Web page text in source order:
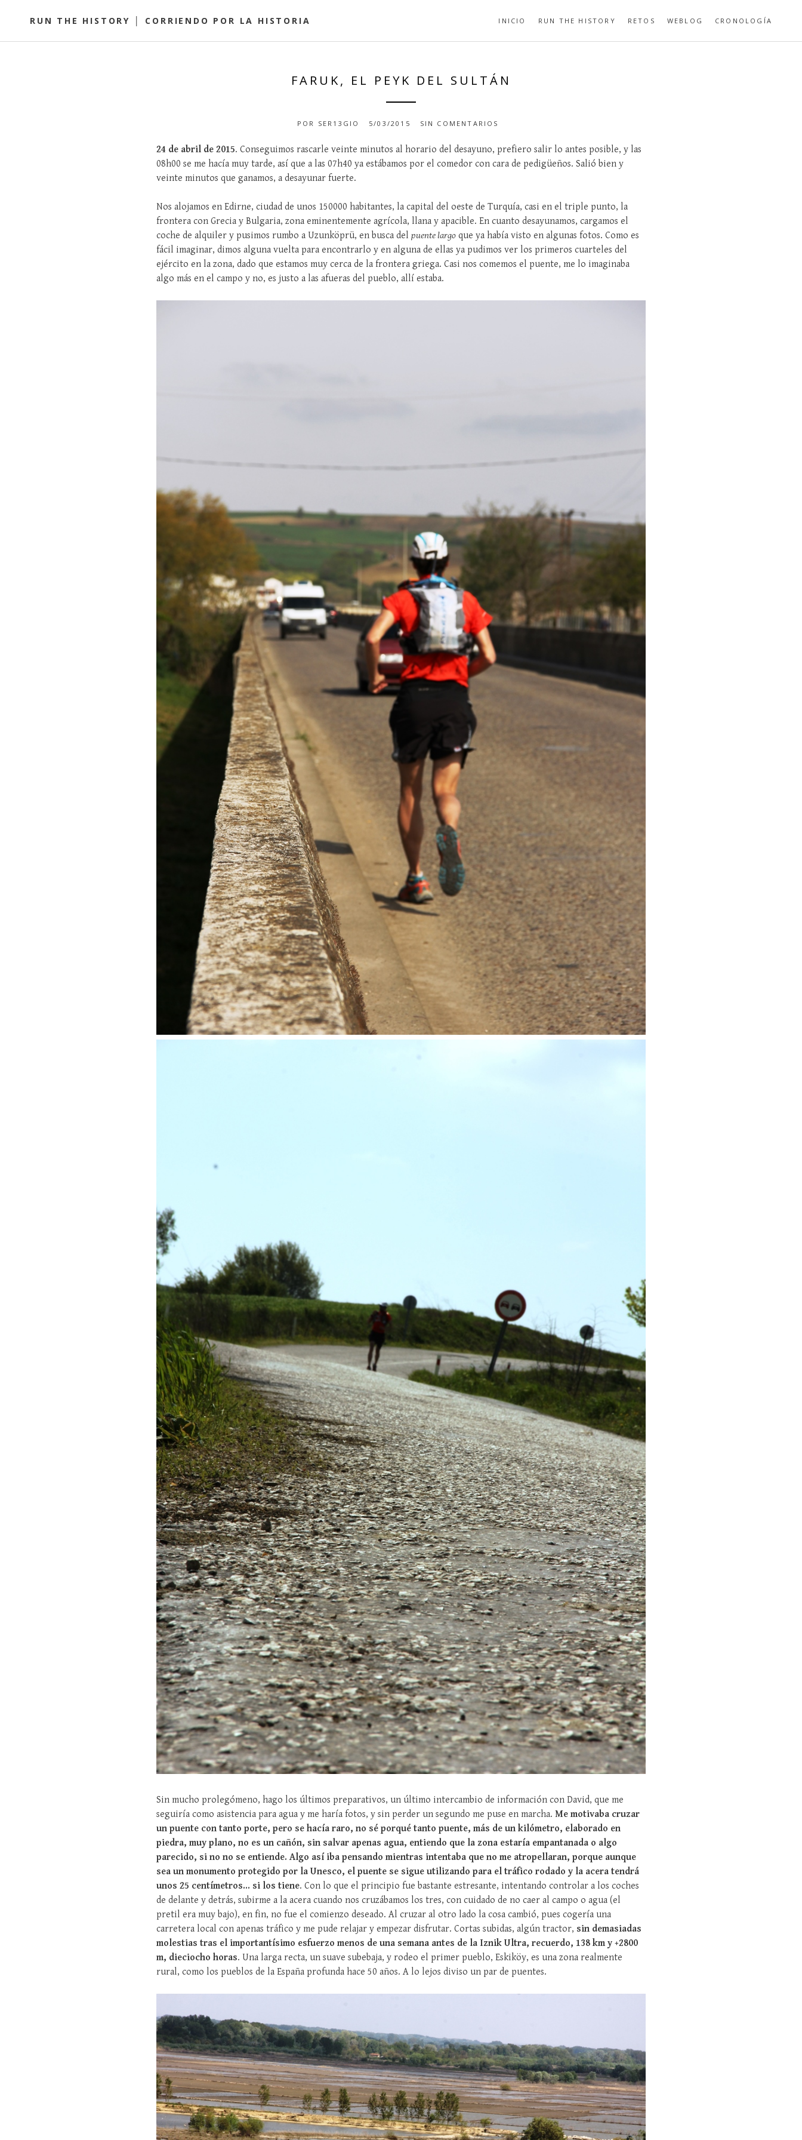
RUN THE HISTORY │ CORRIENDO POR LA HISTORIA INICIO RUN THE HISTORY RETOS WEBLOG CRONOLOGÍA
FARUK, EL PEYK DEL SULTÁN
POR SER13GIO 5/03/2015 SIN COMENTARIOS
24 de abril de 2015. Conseguimos rascarle veinte minutos al horario del desayuno, prefiero salir lo antes posible, y las
08h00 se me hacía muy tarde, así que a las 07h40 ya estábamos por el comedor con cara de pedigüeños. Salió bien y
veinte minutos que ganamos, a desayunar fuerte.
Nos alojamos en Edirne, ciudad de unos 150000 habitantes, la capital del oeste de Turquía, casi en el triple punto, la
frontera con Grecia y Bulgaria, zona eminentemente agrícola, llana y apacible. En cuanto desayunamos, cargamos el
coche de alquiler y pusimos rumbo a Uzunköprü, en busca del puente largo que ya había visto en algunas fotos. Como es
fácil imaginar, dimos alguna vuelta para encontrarlo y en alguna de ellas ya pudimos ver los primeros cuarteles del
ejército en la zona, dado que estamos muy cerca de la frontera griega. Casi nos comemos el puente, me lo imaginaba
algo más en el campo y no, es justo a las afueras del pueblo, allí estaba.
Sin mucho prolegómeno, hago los últimos preparativos, un último intercambio de información con David, que me
seguiría como asistencia para agua y me haría fotos, y sin perder un segundo me puse en marcha. Me motivaba cruzar
un puente con tanto porte, pero se hacía raro, no sé porqué tanto puente, más de un kilómetro, elaborado en
piedra, muy plano, no es un cañón, sin salvar apenas agua, entiendo que la zona estaría empantanada o algo
parecido, si no no se entiende. Algo así iba pensando mientras intentaba que no me atropellaran, porque aunque
sea un monumento protegido por la Unesco, el puente se sigue utilizando para el tráfico rodado y la acera tendrá
unos 25 centímetros... si los tiene. Con lo que el principio fue bastante estresante, intentando controlar a los coches
de delante y detrás, subirme a la acera cuando nos cruzábamos los tres, con cuidado de no caer al campo o agua (el
pretil era muy bajo), en fin, no fue el comienzo deseado. Al cruzar al otro lado la cosa cambió, pues cogería una
carretera local con apenas tráfico y me pude relajar y empezar disfrutar. Cortas subidas, algún tractor, sin demasiadas
molestias tras el importantísimo esfuerzo menos de una semana antes de la Iznik Ultra, recuerdo, 138 km y +2800
m, dieciocho horas. Una larga recta, un suave subebaja, y rodeo el primer pueblo, Eskiköy, es una zona realmente
rural, como los pueblos de la España profunda hace 50 años. A lo lejos diviso un par de puentes.